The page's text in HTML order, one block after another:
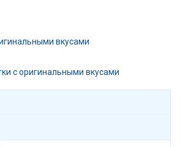
вкусами
с оригинальными вкусами